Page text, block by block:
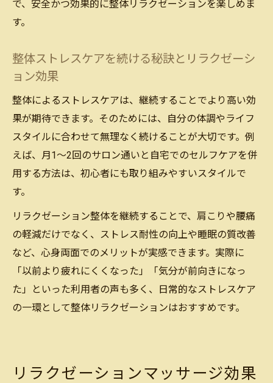
で、安全かつ効果的に整体リラクゼーションを楽しめま
す。
整体ストレスケアを続ける秘訣とリラクゼーシ
ョン効果
整体によるストレスケアは、継続することでより高い効
果が期待できます。そのためには、自分の体調やライフ
スタイルに合わせて無理なく続けることが大切です。例
えば、月1～2回のサロン通いと自宅でのセルフケアを併
用する方法は、初心者にも取り組みやすいスタイルで
す。
リラクゼーション整体を継続することで、肩こりや腰痛
の軽減だけでなく、ストレス耐性の向上や睡眠の質改善
など、心身両面でのメリットが実感できます。実際に
「以前より疲れにくくなった」「気分が前向きになっ
た」といった利用者の声も多く、日常的なストレスケア
の一環として整体リラクゼーションはおすすめです。
リラクゼーションマッサージ効果